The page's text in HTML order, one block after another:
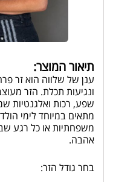
תיאור המוצר:
ענן של שלווה הוא זר
ונגיעות תכלת. הזר
שפע, רכות ואלגנטיות
מתאים במיוחד לימי
משפחתיות או כל רגע
אהבה.
בחר גודל הזר: